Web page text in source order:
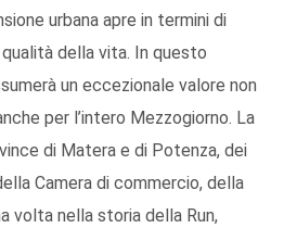
urbana apre in termini di
della vita. In questo
un eccezionale valore non
per l’intero Mezzogiorno. La
di Matera e di Potenza, dei
Camera di commercio, della
volta nella storia della Run,